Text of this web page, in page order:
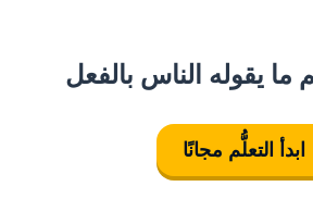
ما يقوله الناس بالفعل
ابدأ التعلُّم مجانًا